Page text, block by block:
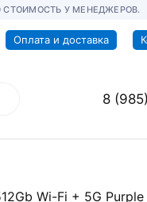
У МЕНЕДЖЕРОВ.
Оплата и доставка
8